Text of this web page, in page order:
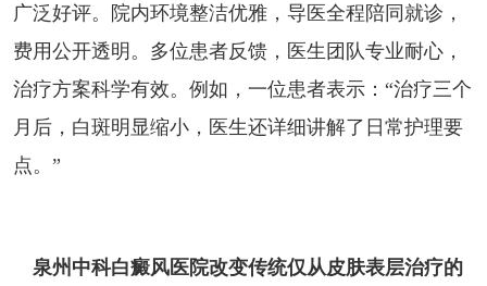
广泛好评。院内环境整洁优雅，导医全程陪同就诊，
费用公开透明。多位患者反馈，医生团队专业耐心，
治疗方案科学有效。例如，一位患者表示：“治疗三个
月后，白斑明显缩小，医生还详细讲解了日常护理要
点。”
泉州中科白癜风医院改变传统仅从皮肤表层治疗的